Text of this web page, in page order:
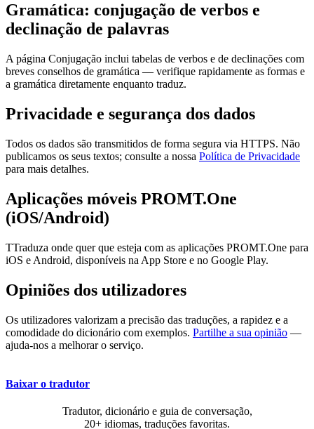
Gramática: conjugação de verbos e
declinação de palavras
A página Conjugação inclui tabelas de verbos e de declinações com
breves conselhos de gramática — verifique rapidamente as formas e
a gramática diretamente enquanto traduz.
Privacidade e segurança dos dados
Todos os dados são transmitidos de forma segura via HTTPS. Não
publicamos os seus textos; consulte a nossa Política de Privacidade
para mais detalhes.
Aplicações móveis PROMT.One
(iOS/Android)
TTraduza onde quer que esteja com as aplicações PROMT.One para
iOS e Android, disponíveis na App Store e no Google Play.
Opiniões dos utilizadores
Os utilizadores valorizam a precisão das traduções, a rapidez e a
comodidade do dicionário com exemplos. Partilhe a sua opinião —
ajuda-nos a melhorar o serviço.
Baixar o tradutor
Tradutor, dicionário e guia de conversação,
20+ idiomas, traduções favoritas.